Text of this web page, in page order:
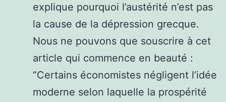
explique pourquoi l’austérité n’est pas
la cause de la dépression grecque.
Nous ne pouvons que souscrire à cet
article qui commence en beauté :
“Certains économistes négligent l’idée
moderne selon laquelle la prospérité